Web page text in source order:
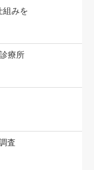
組みを
療所
査